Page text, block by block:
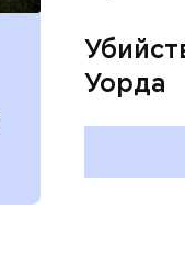
День
День
праздники
и мире 4
Уорда